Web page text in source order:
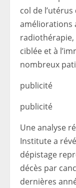
col de
améliorations
ciblée et à
nombreux
publicité
publicité
Une analyse
Institute a
dépistage
décès par
dernières